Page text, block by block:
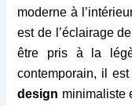
moderne à
est de l’éclairage
être pris à la
contemporain, il
design minimaliste